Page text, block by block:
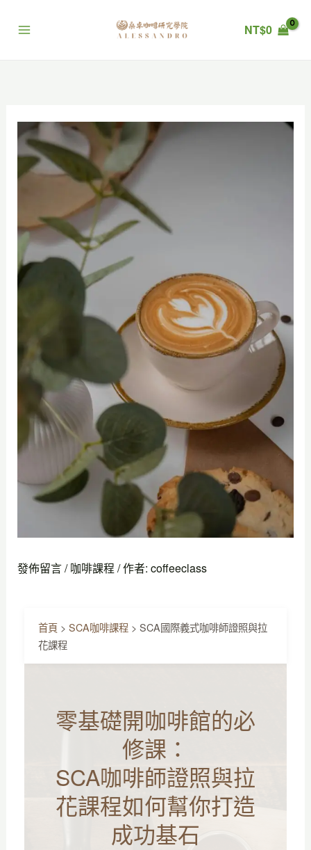
NT$0
發佈留言/咖啡課程 / 作者: coffeeclass
首頁> SCA咖啡課程> SCA國際義式咖啡師證照與拉
花課程
零基礎開咖啡館的必
修課：
SCA咖啡師證照與拉
花課程如何幫你打造
成功基石